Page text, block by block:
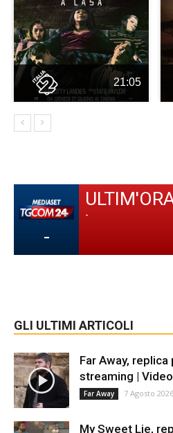
21:05
-
-
GLI ULTIMI ARTICOLI
Far Away,
streaming |
Far Away 7 Agosto 2026
My Sweet Lie,